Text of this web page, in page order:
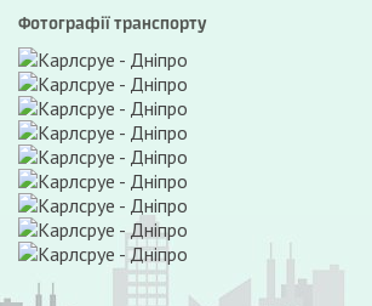
Фотографії транспорту